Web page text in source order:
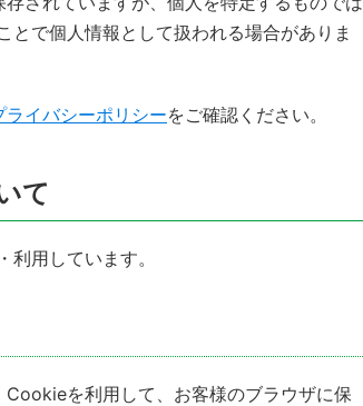
で個人情報として扱われる場合がありま
ライバシーポリシーをご確認ください。
て
用しています。
を利用して、お客様のブラウザに保